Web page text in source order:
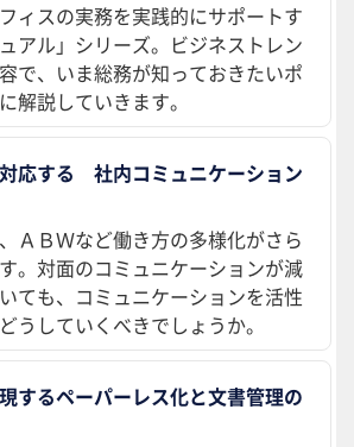
ィスの実務を実践的にサポートす
アル」シリーズ。ビジネストレン
で、いま総務が知っておきたいポ
解説していきます。
応する 社内コミュニケーション
ＡＢＷなど働き方の多様化がさら
。対面のコミュニケーションが減
ても、コミュニケーションを活性
うしていくべきでしょうか。
するペーパーレス化と文書管理の